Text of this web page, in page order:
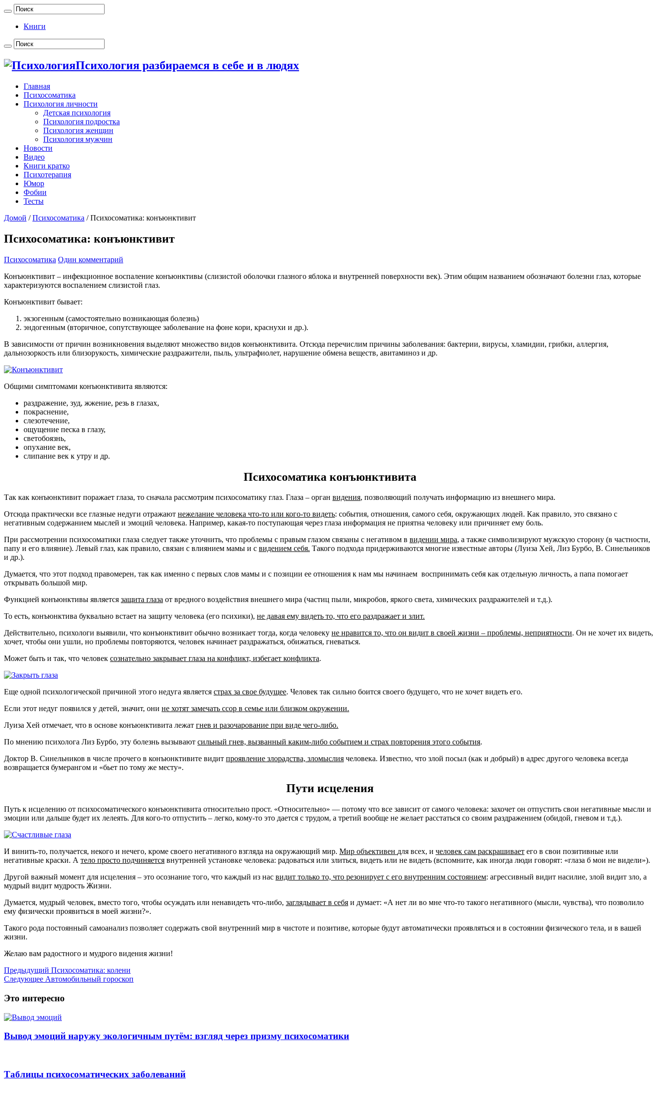
Книги
Психология разбираемся в себе и в людях
Главная
Психосоматика
Психология личности
Детская психология
Психология подростка
Психология женщин
Психология мужчин
Новости
Видео
Книги кратко
Психотерапия
Юмор
Фобии
Тесты
Домой / Психосоматика / Психосоматика: конъюнктивит
Психосоматика: конъюнктивит
Психосоматика Один комментарий
Конъюнктивит – инфекционное воспаление конъюнктивы (слизистой оболочки глазного яблока и внутренней поверхности век). Этим общим названием обозначают болезни глаз, которые
характеризуются воспалением слизистой глаз.
Конъюнктивит бывает:
экзогенным (самостоятельно возникающая болезнь)
эндогенным (вторичное, сопутствующее заболевание на фоне кори, краснухи и др.).
В зависимости от причин возникновения выделяют множество видов конъюнктивита. Отсюда перечислим причины заболевания: бактерии, вирусы, хламидии, грибки, аллергия,
дальнозоркость или близорукость, химические раздражители, пыль, ультрафиолет, нарушение обмена веществ, авитаминоз и др.
Общими симптомами конъюнктивита являются:
раздражение, зуд, жжение, резь в глазах,
покраснение,
слезотечение,
ощущение песка в глазу,
светобоязнь,
опухание век,
слипание век к утру и др.
Психосоматика конъюнктивита
Так как конъюнктивит поражает глаза, то сначала рассмотрим психосоматику глаз. Глаза – орган видения, позволяющий получать информацию из внешнего мира.
Отсюда практически все глазные недуги отражают нежелание человека что-то или кого-то видеть: события, отношения, самого себя, окружающих людей. Как правило, это связано с
негативным содержанием мыслей и эмоций человека. Например, какая-то поступающая через глаза информация не приятна человеку или причиняет ему боль.
При рассмотрении психосоматики глаза следует также уточнить, что проблемы с правым глазом связаны с негативом в видении мира, а также символизируют мужскую сторону (в частности,
папу и его влияние). Левый глаз, как правило, связан с влиянием мамы и с видением себя. Такого подхода придерживаются многие известные авторы (Луиза Хей, Лиз Бурбо, В. Синельников
и др.).
Думается, что этот подход правомерен, так как именно с первых слов мамы и с позиции ее отношения к нам мы начинаем воспринимать себя как отдельную личность, а папа помогает
открывать большой мир.
Функцией конъюнктивы является защита глаза от вредного воздействия внешнего мира (частиц пыли, микробов, яркого света, химических раздражителей и т.д.).
То есть, конъюнктива буквально встает на защиту человека (его психики), не давая ему видеть то, что его раздражает и злит.
Действительно, психологи выявили, что конъюнктивит обычно возникает тогда, когда человеку не нравится то, что он видит в своей жизни – проблемы, неприятности. Он не хочет их видеть,
хочет, чтобы они ушли, но проблемы повторяются, человек начинает раздражаться, обижаться, гневаться.
Может быть и так, что человек сознательно закрывает глаза на конфликт, избегает конфликта.
Еще одной психологической причиной этого недуга является страх за свое будущее. Человек так сильно боится своего будущего, что не хочет видеть его.
Если этот недуг появился у детей, значит, они не хотят замечать ссор в семье или близком окружении.
Луиза Хей отмечает, что в основе конъюнктивита лежат гнев и разочарование при виде чего-либо.
По мнению психолога Лиз Бурбо, эту болезнь вызывают сильный гнев, вызванный каким-либо событием и страх повторения этого события.
Доктор В. Синельников в числе прочего в конъюнктивите видит проявление злорадства, зломыслия человека. Известно, что злой посыл (как и добрый) в адрес другого человека всегда
возвращается бумерангом и «бьет по тому же месту».
Пути исцеления
Путь к исцелению от психосоматического конъюнктивита относительно прост. «Относительно» — потому что все зависит от самого человека: захочет он отпустить свои негативные мысли и
эмоции или дальше будет их лелеять. Для кого-то отпустить – легко, кому-то это дается с трудом, а третий вообще не желает расстаться со своим раздражением (обидой, гневом и т.д.).
И винить-то, получается, некого и нечего, кроме своего негативного взгляда на окружающий мир. Мир объективен для всех, и человек сам раскрашивает его в свои позитивные или
негативные краски. А тело просто подчиняется внутренней установке человека: радоваться или злиться, видеть или не видеть (вспомните, как иногда люди говорят: «глаза б мои не видели»).
Другой важный момент для исцеления – это осознание того, что каждый из нас видит только то, что резонирует с его внутренним состоянием: агрессивный видит насилие, злой видит зло, а
мудрый видит мудрость Жизни.
Думается, мудрый человек, вместо того, чтобы осуждать или ненавидеть что-либо, заглядывает в себя и думает: «А нет ли во мне что-то такого негативного (мысли, чувства), что позволило
ему физически проявиться в моей жизни?».
Такого рода постоянный самоанализ позволяет содержать свой внутренний мир в чистоте и позитиве, которые будут автоматически проявляться и в состоянии физического тела, и в вашей
жизни.
Желаю вам радостного и мудрого видения жизни!
Предыдущий Психосоматика: колени
Следующее Автомобильный гороскоп
Это интересно
Вывод эмоций наружу экологичным путём: взгляд через призму психосоматики
Таблицы психосоматических заболеваний